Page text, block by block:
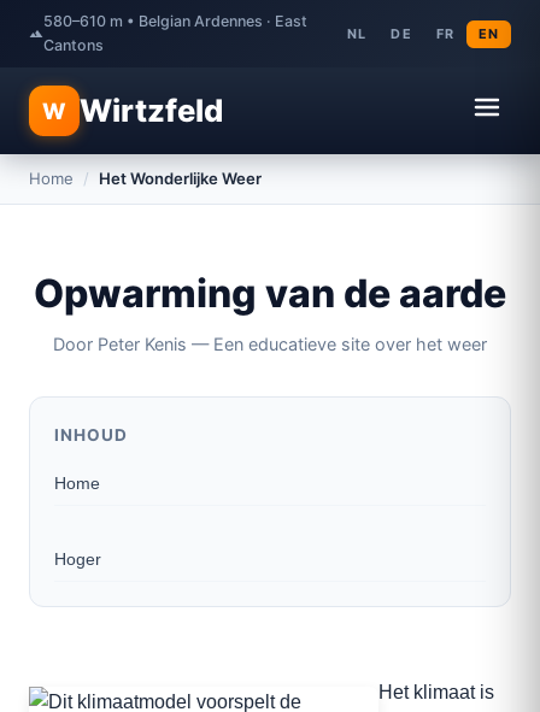
580–610 m • Belgian Ardennes · East
Cantons
NL DE FR EN
W Wirtzfeld
Home / Het Wonderlijke Weer
Opwarming van de aarde
Door Peter Kenis — Een educatieve site over het weer
INHOUD
Home
Hoger
Het klimaat is